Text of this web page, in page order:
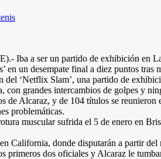
Iba a ser un partido de exhibición en
en un desempate final a diez puntos
‘Netflix Slam’, una partido de
con grandes intercambios de golpes y
de Alcaraz, y de 104 títulos se
problemáticas.
muscular sufrida el 5 de enero en
California, donde disputarán a partir
primeros dos oficiales y Alcaraz le